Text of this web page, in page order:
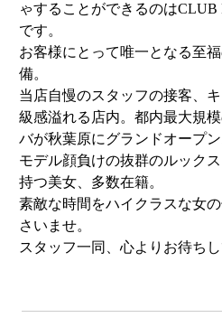
ゃすることができるのは
です。
お客様にとって唯一となる至
備。
当店自慢のスタッフの接客、
級感溢れる店内。都内最大規
バが秋葉原にグランドオープン
モデル顔負けの抜群のルック
持つ美女、多数在籍。
素敵な時間をハイクラスな女
さいませ。
スタッフ一同、心よりお待ちし